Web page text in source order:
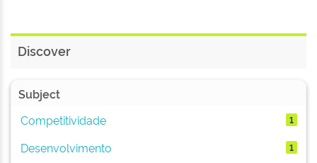
Discover
Subject
Competitividade
1
Desenvolvimento 1